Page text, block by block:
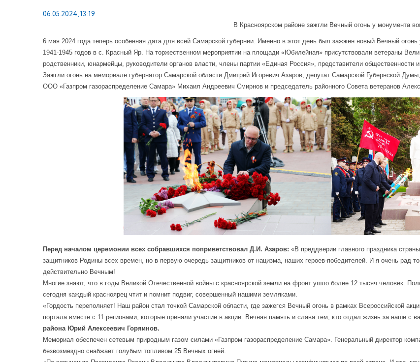
06.05.2024, 13:19
В Красноярском районе зажгли Вечный огонь у монумента
6 мая 2024 года теперь особенная дата для всей Самарской губернии. Именно в этот день был зажжен новый Вечный
1941-1945 годов в с. Красный Яр. На торжественном мероприятии на площади «Юбилейная» присутствовали ветераны
родственники, юнармейцы, руководители органов власти, члены партии «Единая Россия», представители общественности
Зажгли огонь на мемориале губернатор Самарской области Дмитрий Игоревич Азаров, депутат Самарской Губернской
ООО «Газпром газораспределение Самара» Михаил Андреевич Смирнов и председатель районного Совета ветеранов
Перед началом церемонии всех собравшихся поприветствовал Д.И. Азаров: «В преддверии главного праздника
защитников Родины всех времен, но в первую очередь защитников от нацизма, наших героев-победителей. И я очень рад
действительно Вечным!
Многие знают, что в годы Великой Отечественной войны с красноярской земли на фронт ушло более 12 тысяч человек.
сегодня каждый красноярец чтит и помнит подвиг, совершенный нашими земляками.
«Гордость переполняет! Наш район стал точкой Самарской области, где зажегся Вечный огонь в рамках Всероссийской
портала вместе с 11 регионами, которые приняли участие в акции. Вечная память и слава тем, кто отдал жизнь за наше с
района Юрий Алексеевич Горяинов.
Мемориал обеспечен сетевым природным газом силами «Газпром газораспределение Самара». Генеральный директор
безвозмездно снабжает голубым топливом 25 Вечных огней.